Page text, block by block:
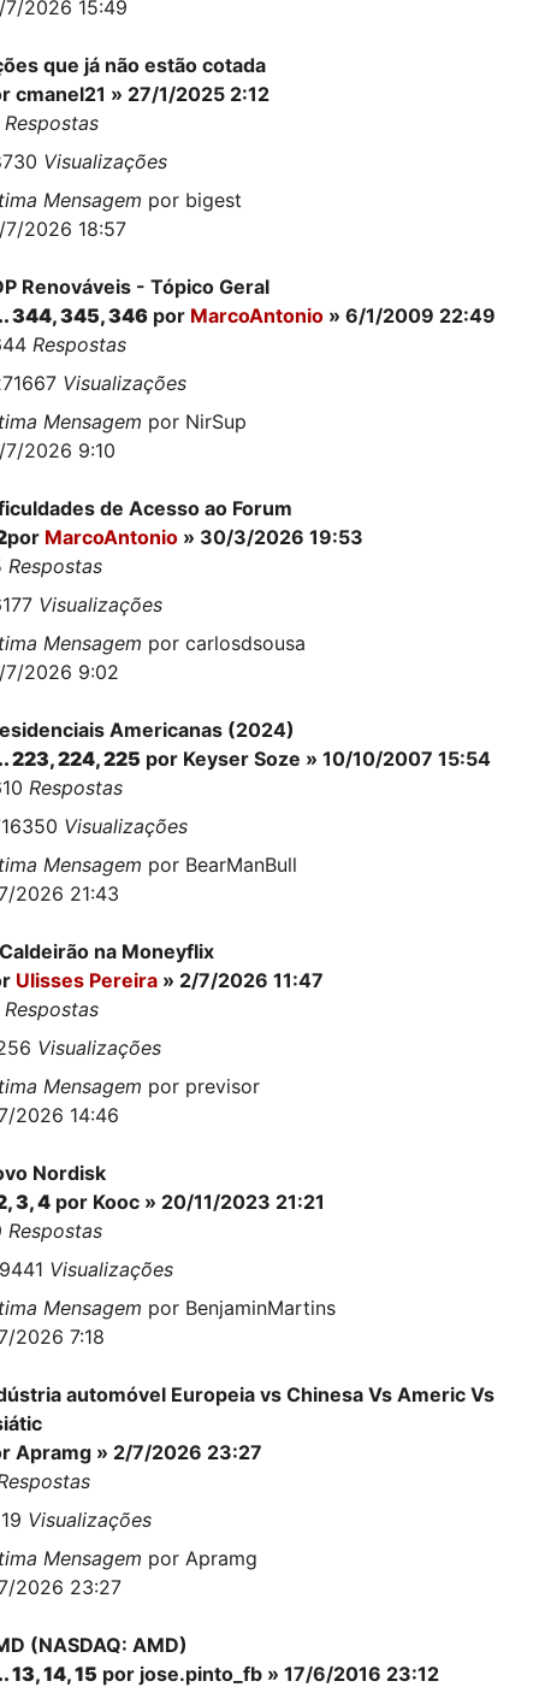
7/2026 15:49
que já não estão cotada
cmanel21 » 27/1/2025 2:12
Respostas
Visualizações
Mensagem por bigest
7/2026 18:57
Renováveis - Tópico Geral
344,345,346 por MarcoAntonio » 6/1/2009 22:49
Respostas
Visualizações
Mensagem por NirSup
7/2026 9:10
de Acesso ao Forum
por MarcoAntonio » 30/3/2026 19:53
Respostas
Visualizações
Mensagem por carlosdsousa
7/2026 9:02
Americanas (2024)
223,224,225 por Keyser Soze » 10/10/2007 15:54
Respostas
Visualizações
Mensagem por BearManBull
2026 21:43
na Moneyflix
Ulisses Pereira » 2/7/2026 11:47
Respostas
Visualizações
Mensagem por previsor
2026 14:46
Nordisk
,3,4 por Kooc » 20/11/2023 21:21
Respostas
Visualizações
Mensagem por BenjaminMartins
2026 7:18
automóvel Europeia vs Chinesa Vs Americ Vs
Apramg » 2/7/2026 23:27
Visualizações
Mensagem por Apramg
2026 23:27
(NASDAQ: AMD)
13,14,15 por jose.pinto_fb » 17/6/2016 23:12